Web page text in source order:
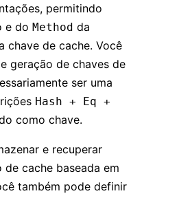
permitindo
e do Method da
chave de cache. Você
geração de chaves de
ser uma
Hash + Eq +
como chave.
e recuperar
cache baseada em
também pode definir